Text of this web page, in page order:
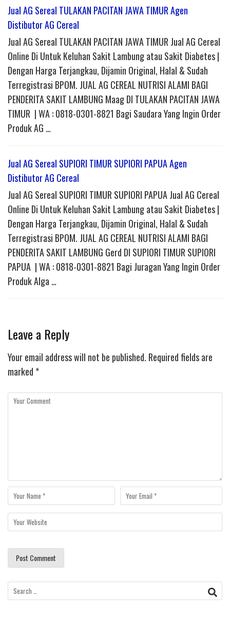
Jual AG Sereal TULAKAN PACITAN JAWA TIMUR Agen
Distibutor AG Cereal
Jual AG Sereal TULAKAN PACITAN JAWA TIMUR Jual AG Cereal
Online Di Untuk Keluhan Sakit Lambung atau Sakit Diabetes |
Dengan Harga Terjangkau, Dijamin Original, Halal & Sudah
Terregistrasi BPOM. JUAL AG CEREAL NUTRISI ALAMI BAGI
PENDERITA SAKIT LAMBUNG Maag DI TULAKAN PACITAN JAWA
TIMUR | WA : 0818-0301-8821 Bagi Saudara Yang Ingin Order
Produk AG …
Jual AG Sereal SUPIORI TIMUR SUPIORI PAPUA Agen
Distibutor AG Cereal
Jual AG Sereal SUPIORI TIMUR SUPIORI PAPUA Jual AG Cereal
Online Di Untuk Keluhan Sakit Lambung atau Sakit Diabetes |
Dengan Harga Terjangkau, Dijamin Original, Halal & Sudah
Terregistrasi BPOM. JUAL AG CEREAL NUTRISI ALAMI BAGI
PENDERITA SAKIT LAMBUNG Gerd DI SUPIORI TIMUR SUPIORI
PAPUA | WA : 0818-0301-8821 Bagi Juragan Yang Ingin Order
Produk Alga …
Leave a Reply
Your email address will not be published. Required fields are
marked *
Search
for: